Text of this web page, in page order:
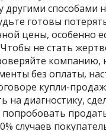
способами
готовы
цены, особенно
не стать
компанию,
без оплаты,
купли-
на диагностику,
случаев